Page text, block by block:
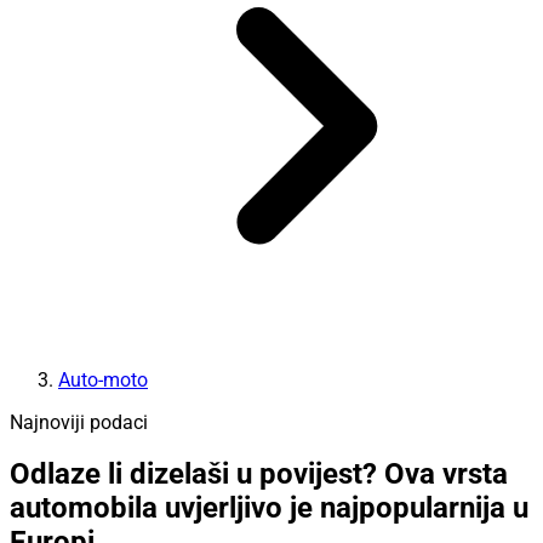
Auto-moto
Najnoviji podaci
Odlaze li dizelaši u povijest? Ova vrsta
automobila uvjerljivo je najpopularnija u